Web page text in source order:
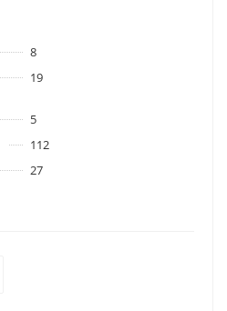
8
19
5
112
27